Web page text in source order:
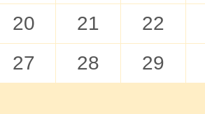
20 21
22
27 28 29